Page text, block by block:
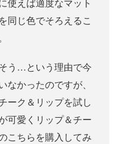
同じ色でそろえるこ
う…という理由で今
なかったのですが、
ーク＆リップを試し
可愛くリップ＆チー
こちらを購入してみ